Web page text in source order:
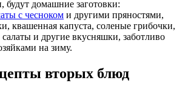
будут домашние заготовки:
с чесноком и другими пряностями,
квашенная капуста, соленые грибочки,
и другие вкусняшки, заботливо
на зиму.
вторых блюд